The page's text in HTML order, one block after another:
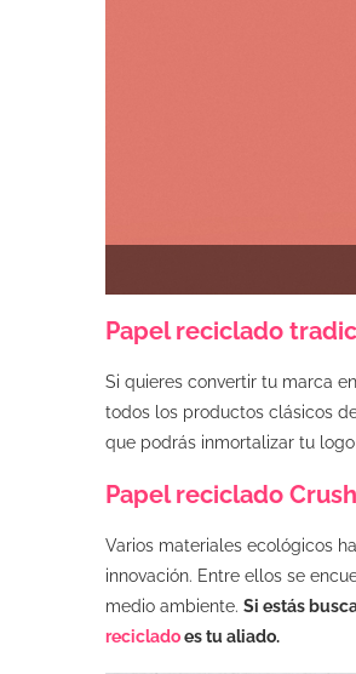
Papel reciclado
Si quieres convertir tu marca
todos los productos clásicos
que podrás inmortalizar tu
Papel reciclado Crush
Varios materiales ecológicos
innovación. Entre ellos se
medio ambiente. Si estás
recicladoes tu aliado.